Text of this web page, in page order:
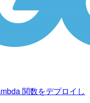
関数をデプロイし